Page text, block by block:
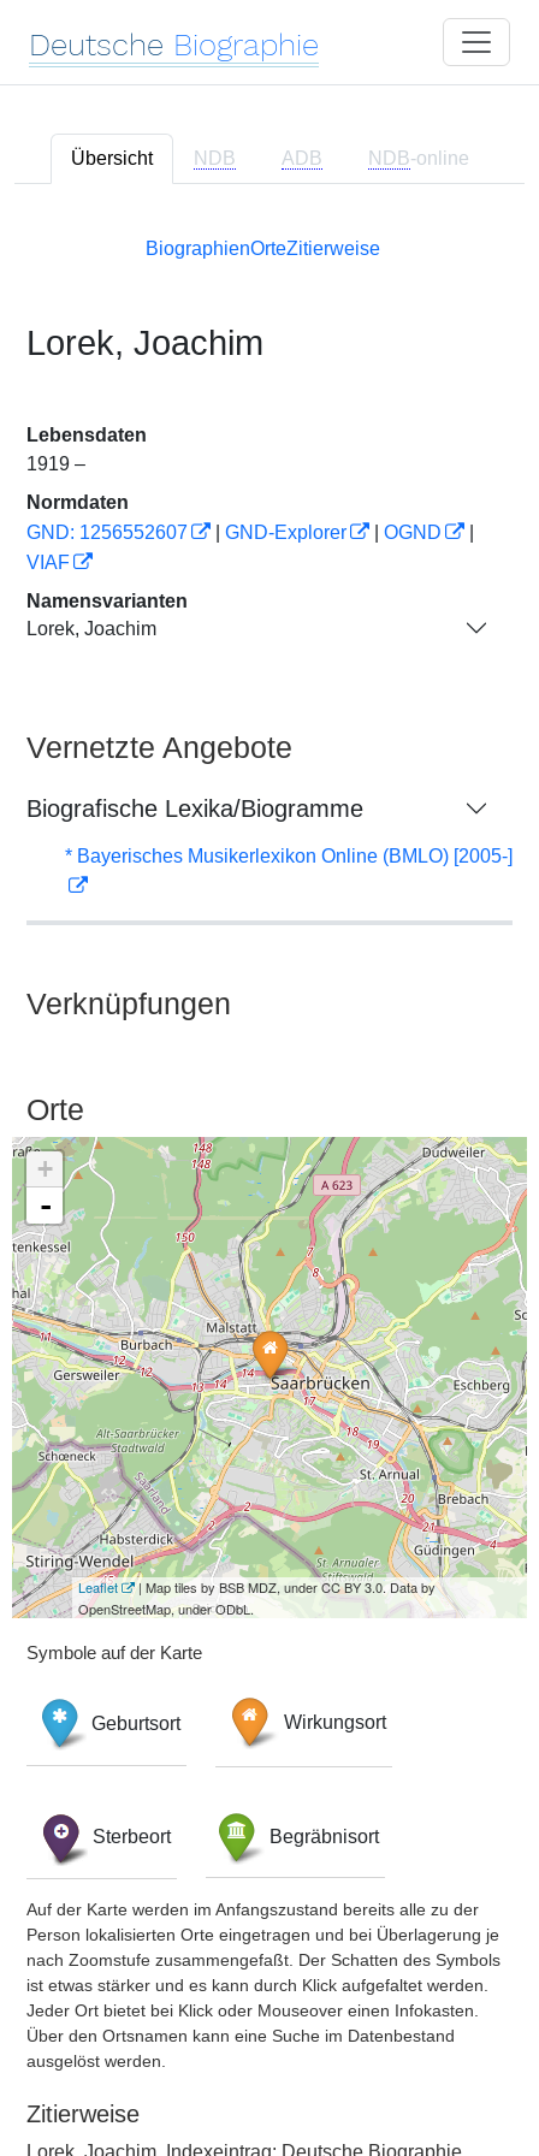
Deutsche Biographie
Übersicht NDB ADB NDB-online
BiographienOrteZitierweise
Lorek, Joachim
Lebensdaten
1919 –
Normdaten
GND: 1256552607
GND-Explorer OGND
VIAF
Namensvarianten
Lorek, Joachim
Vernetzte Angebote
Biografische Lexika/Biogramme
* Bayerisches Musikerlexikon Online (BMLO) [2005-]
Verknüpfungen
Orte
+
-
Leaflet
| Map tiles by BSB MDZ, under CC BY 3.0. Data by
OpenStreetMap, under ODbL.
Symbole auf der Karte
Geburtsort Wirkungsort
Sterbeort Begräbnisort
Auf der Karte werden im Anfangszustand bereits alle zu der
Person lokalisierten Orte eingetragen und bei Überlagerung je
nach Zoomstufe zusammengefaßt. Der Schatten des Symbols
ist etwas stärker und es kann durch Klick aufgefaltet werden.
Jeder Ort bietet bei Klick oder Mouseover einen Infokasten.
Über den Ortsnamen kann eine Suche im Datenbestand
ausgelöst werden.
Zitierweise
Lorek, Joachim, Indexeintrag: Deutsche Biographie,